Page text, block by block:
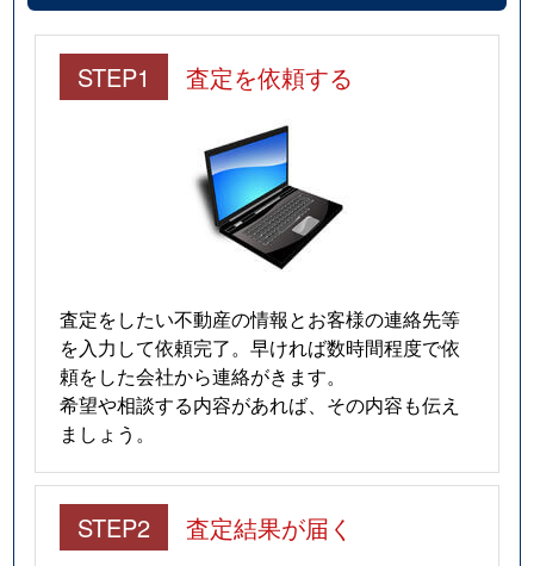
STEP1 査定を依頼する
査定をしたい不動産の情報とお客様の連絡先等
を入力して依頼完了。早ければ数時間程度で依
頼をした会社から連絡がきます。
希望や相談する内容があれば、その内容も伝え
ましょう。
STEP2 査定結果が届く